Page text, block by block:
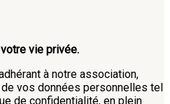
vie privée.
à notre association,
vos données personnelles tel
de confidentialité, en plein